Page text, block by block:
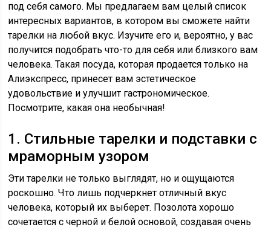
под себя самого. Мы предлагаем вам целый список
интересных вариантов, в котором вы сможете найти
тарелки на любой вкус. Изучите его и, вероятно, у вас
получится подобрать что-то для себя или близкого вам
человека. Такая посуда, которая продается только на
Алиэкспресс, принесет вам эстетическое
удовольствие и улучшит гастрономическое.
Посмотрите, какая она необычная!
1. Стильные тарелки и подставки с
мраморным узором
Эти тарелки не только выглядят, но и ощущаются
роскошно. Что лишь подчеркнет отличный вкус
человека, который их выберет. Позолота хорошо
сочетается с черной и белой основой, создавая очень